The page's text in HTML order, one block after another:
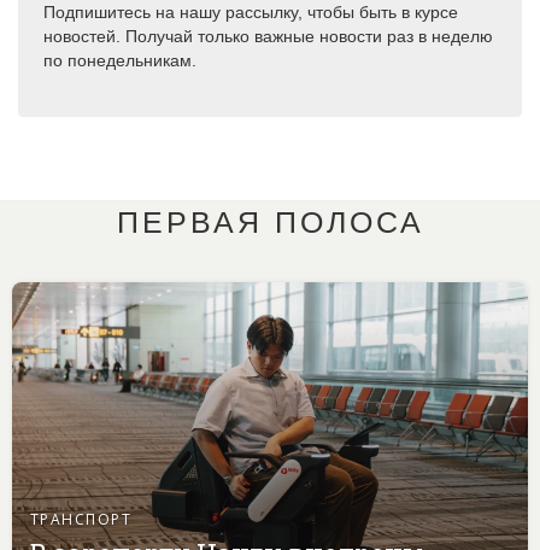
Подпишитесь на нашу рассылку, чтобы быть в курсе
новостей. Получай только важные новости раз в неделю
по понедельникам.
ПЕРВАЯ ПОЛОСА
ТРАНСПОРТ